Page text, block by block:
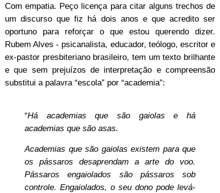
Com empatia. Peço licença para citar alguns trechos de
um discurso que fiz há dois anos e que acredito ser
oportuno para reforçar o que estou querendo dizer.
Rubem Alves - psicanalista, educador, teólogo, escritor e
ex-pastor presbiteriano brasileiro, tem um texto brilhante
e que sem prejuízos de interpretação e compreensão
substitui a palavra “escola” por “academia”:
“Há academias que são gaiolas e há
academias que são asas.
Academias que são gaiolas existem para que
os pássaros desaprendam a arte do voo.
Pássaros engaiolados são pássaros sob
controle. Engaiolados, o seu dono pode levá-